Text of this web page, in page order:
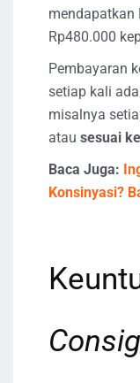
mendapatkan
Rp480.000
Pembayaran
setiap kali
misalnya
atau sesuai
Baca Juga:
Konsinyasi?